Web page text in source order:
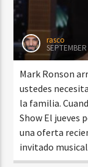
rasco
Mark Ronson
ustedes
la familia.
Show El jueves
una oferta
invitado